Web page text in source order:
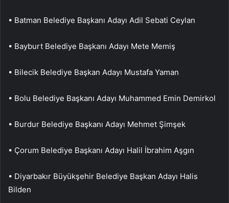
• Batman Belediye Başkanı Adayı Adil Sebati Ceylan
• Bayburt Belediye Başkanı Adayı Mete Memiş
• Bilecik Belediye Başkan Adayı Mustafa Yaman
• Bolu Belediye Başkanı Adayı Muhammed Emin Demirkol
• Burdur Belediye Başkanı Adayı Mehmet Şimşek
• Çorum Belediye Başkanı Adayı Halil İbrahim Aşgın
• Diyarbakır Büyükşehir Belediye Başkan Adayı Halis
Bilden